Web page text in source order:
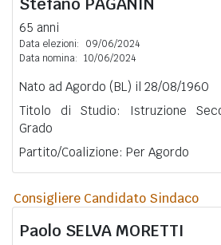
65 anni
Data elezioni:
09/06/2024
Data nomina: 10/06/2024
Nato ad Agordo (BL) il 28/08/1960
Titolo di Studio: Istruzione
Grado
Partito/Coalizione: Per Agordo
Consigliere Candidato Sindaco
Paolo SELVA MORETTI